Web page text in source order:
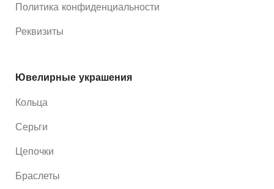
Политика конфиденциальности
Реквизиты
Ювелирные украшения
Кольца
Серьги
Цепочки
Браслеты